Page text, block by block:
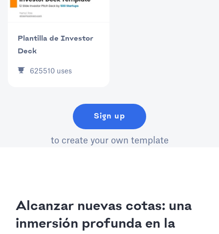
Plantilla de Investor
Deck
625510 uses
Sign up
to create your own template
Alcanzar nuevas cotas: una
inmersión profunda en la